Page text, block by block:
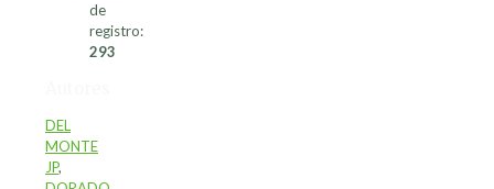
de
registro:
293
DEL
MONTE
JP,